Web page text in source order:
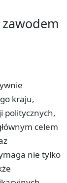
kraju,
politycznych,
celem
nie tylko